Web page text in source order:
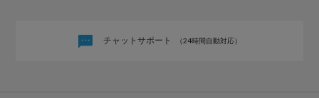
チャットサポート （24時間自動対応）